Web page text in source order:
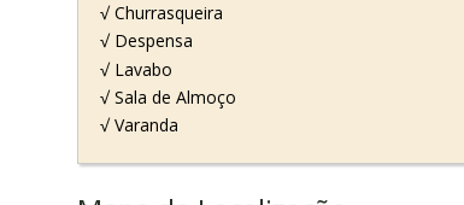
√ Churrasqueira
√ Despensa
√ Lavabo
√ Sala de Almoço
√ Varanda